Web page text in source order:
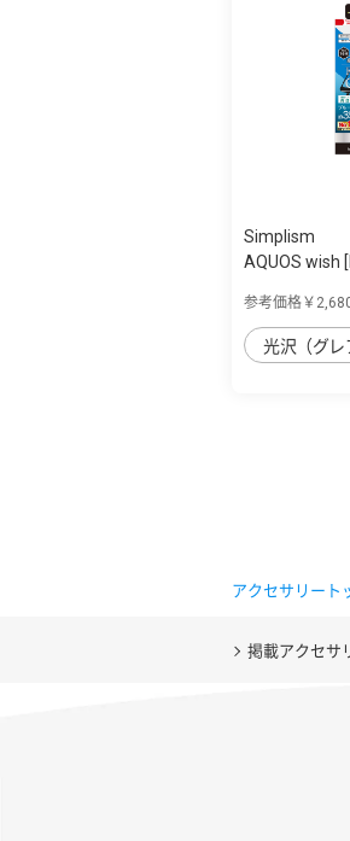
Simplism
AQUOS wish
参考価格￥
光沢（グレ
アクセサリート
掲載アクセサ